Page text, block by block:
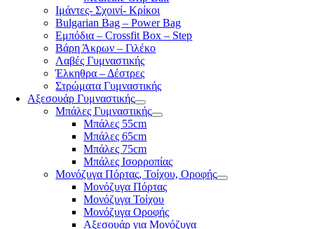
Ιμάντες- Σχοινί- Κρίκοι
Bulgarian Bag – Power Bag
Εμπόδια – Crossfit Box – Step
Βάρη Άκρων – Γιλέκο
Λαβές Γυμναστικής
Έλκηθρα – Δέστρες
Στρώματα Γυμναστικής
Αξεσουάρ Γυμναστικής
Μπάλες Γυμναστικής
Μπάλες 55cm
Μπάλες 65cm
Μπάλες 75cm
Μπάλες Ισορροπίας
Μονόζυγα Πόρτας, Τοίχου, Οροφής
Μονόζυγα Πόρτας
Μονόζυγα Τοίχου
Μονόζυγα Οροφής
Αξεσουάρ για Μονόζυγα